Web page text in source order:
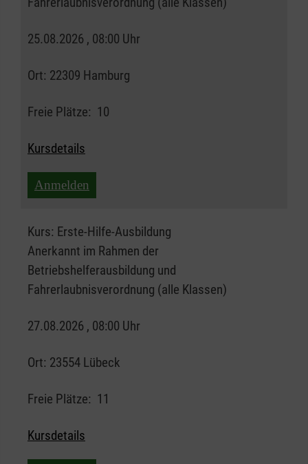
25.08.2026 , 08:00 Uhr
Ort: 22309 Hamburg
Freie Plätze: 10
Kursdetails
Anmelden
Kurs: Erste-Hilfe-Ausbildung
Anerkannt im Rahmen der
Betriebshelferausbildung und
Fahrerlaubnisverordnung (alle Klassen)
27.08.2026 , 08:00 Uhr
Ort: 23554 Lübeck
Freie Plätze: 11
Kursdetails